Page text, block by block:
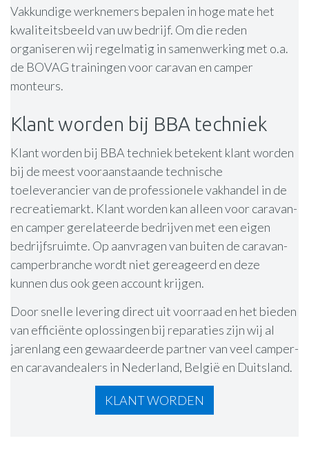
Vakkundige werknemers bepalen in hoge mate het
kwaliteitsbeeld van uw bedrijf. Om die reden
organiseren wij regelmatig in samenwerking met o.a.
de BOVAG trainingen voor caravan en camper
monteurs.
Klant worden bij BBA techniek
Klant worden bij BBA techniek betekent klant worden
bij de meest vooraanstaande technische
toeleverancier van de professionele vakhandel in de
recreatiemarkt. Klant worden kan alleen voor caravan-
en camper gerelateerde bedrijven met een eigen
bedrijfsruimte. Op aanvragen van buiten de caravan-
camperbranche wordt niet gereageerd en deze
kunnen dus ook geen account krijgen.
Door snelle levering direct uit voorraad en het bieden
van efficiënte oplossingen bij reparaties zijn wij al
jarenlang een gewaardeerde partner van veel camper-
en caravandealers in Nederland, België en Duitsland.
KLANT WORDEN